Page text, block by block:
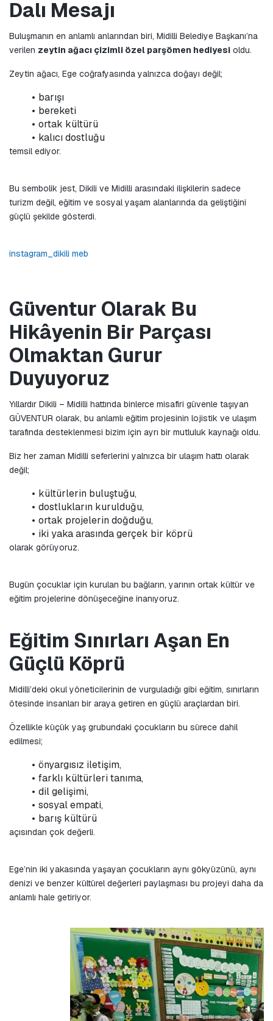
Dalı Mesajı
Buluşmanın en anlamlı anlarından biri, Midilli Belediye Başkanı’na
verilen zeytin ağacı çizimli özel parşömen hediyesi oldu.
Zeytin ağacı, Ege coğrafyasında yalnızca doğayı değil;
barışı
bereketi
ortak kültürü
kalıcı dostluğu
temsil ediyor.
Bu sembolik jest, Dikili ve Midilli arasındaki ilişkilerin sadece
turizm değil, eğitim ve sosyal yaşam alanlarında da geliştiğini
güçlü şekilde gösterdi.
instagram_dikili meb
Güventur Olarak Bu
Hikâyenin Bir Parçası
Olmaktan Gurur
Duyuyoruz
Yıllardır Dikili – Midilli hattında binlerce misafiri güvenle taşıyan
GÜVENTUR olarak, bu anlamlı eğitim projesinin lojistik ve ulaşım
tarafında desteklenmesi bizim için ayrı bir mutluluk kaynağı oldu.
Biz her zaman Midilli seferlerini yalnızca bir ulaşım hattı olarak
değil;
kültürlerin buluştuğu,
dostlukların kurulduğu,
ortak projelerin doğduğu,
iki yaka arasında gerçek bir köprü
olarak görüyoruz.
Bugün çocuklar için kurulan bu bağların, yarının ortak kültür ve
eğitim projelerine dönüşeceğine inanıyoruz.
Eğitim Sınırları Aşan En
Güçlü Köprü
Midilli’deki okul yöneticilerinin de vurguladığı gibi eğitim, sınırların
ötesinde insanları bir araya getiren en güçlü araçlardan biri.
Özellikle küçük yaş grubundaki çocukların bu sürece dahil
edilmesi;
önyargısız iletişim,
farklı kültürleri tanıma,
dil gelişimi,
sosyal empati,
barış kültürü
açısından çok değerli.
Ege’nin iki yakasında yaşayan çocukların aynı gökyüzünü, aynı
denizi ve benzer kültürel değerleri paylaşması bu projeyi daha da
anlamlı hale getiriyor.